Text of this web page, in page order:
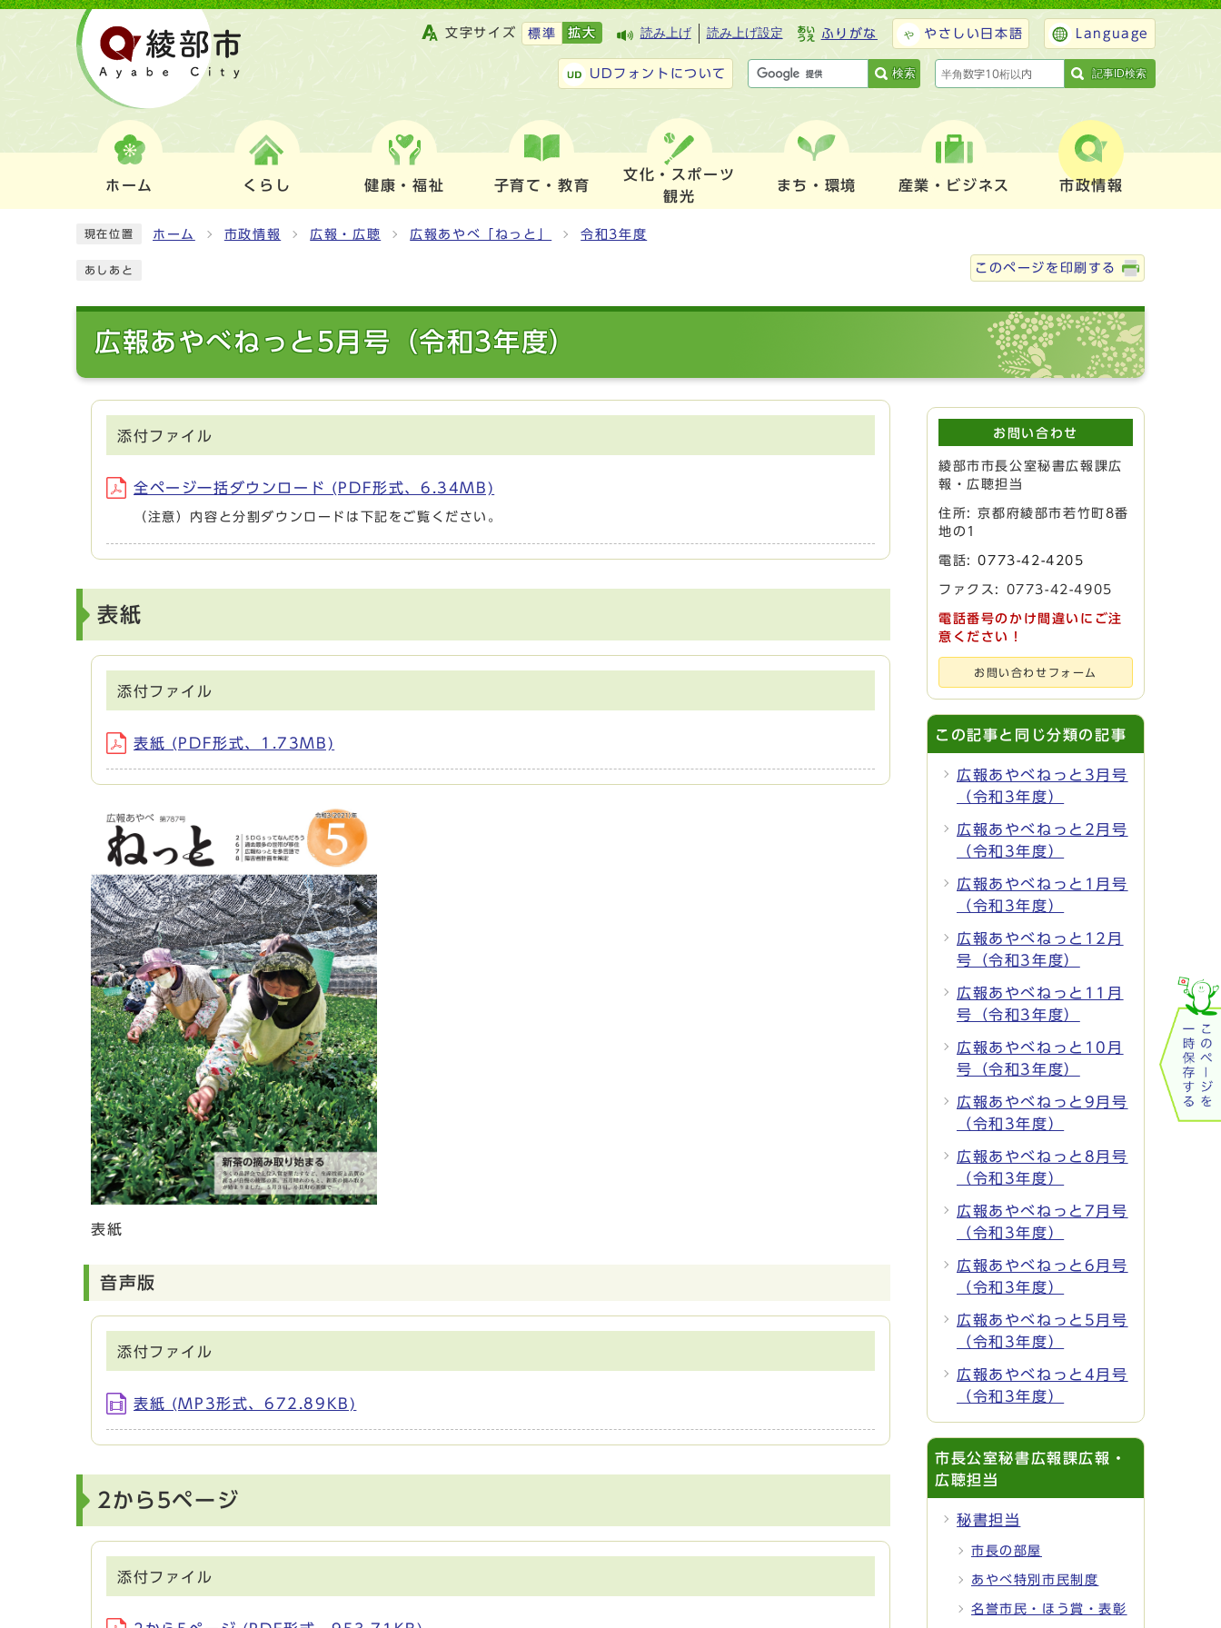
文字サイズ 標準 拡大 読み上げ 読み上げ設定 ふりがな やさしい日本語 Language
UDフォントについて 検索 記事ID検索
ホーム くらし 健康・福祉 子育て・教育
文化・スポーツ
観光
まち・環境 産業・ビジネス 市政情報
現在位置 ホーム 市政情報 広報・広聴 広報あやべ「ねっと」 令和3年度
あしあと このページを印刷する
広報あやべねっと5月号（令和3年度）
添付ファイル
全ページ一括ダウンロード (PDF形式、6.34MB)
（注意）内容と分割ダウンロードは下記をご覧ください。
表紙
添付ファイル
表紙 (PDF形式、1.73MB)
表紙
音声版
添付ファイル
表紙 (MP3形式、672.89KB)
2から5ページ
添付ファイル
お問い合わせ
綾部市市長公室秘書広報課広
報・広聴担当
住所: 京都府綾部市若竹町8番
地の1
電話:0773-42-4205
ファクス: 0773-42-4905
電話番号のかけ間違いにご注
意ください！
お問い合わせフォーム
この記事と同じ分類の記事
広報あやべねっと3月号
（令和3年度）
広報あやべねっと2月号
（令和3年度）
広報あやべねっと1月号
（令和3年度）
広報あやべねっと12月
号（令和3年度）
広報あやべねっと11月
号（令和3年度）
広報あやべねっと10月
号（令和3年度）
広報あやべねっと9月号
（令和3年度）
広報あやべねっと8月号
（令和3年度）
広報あやべねっと7月号
（令和3年度）
広報あやべねっと6月号
（令和3年度）
広報あやべねっと5月号
（令和3年度）
広報あやべねっと4月号
（令和3年度）
市長公室秘書広報課広報・
広聴担当
秘書担当
市長の部屋
あやべ特別市民制度
名誉市民・ほう賞・表彰